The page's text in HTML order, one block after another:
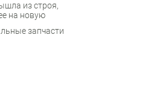
из строя,
на новую
запчасти